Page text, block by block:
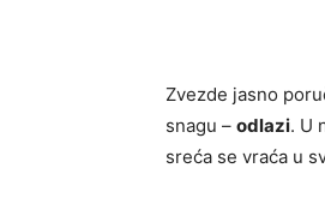
Zvezde jasno
snagu – odlazi. U
sreća se vraća u